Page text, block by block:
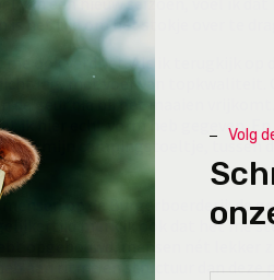
is het tijd om het stokje over te
me ook verdriet. Als ik terugkijk
lag, met voer van topkwaliteit.
de geur die bij het maaien
ik hier echt vorm heb gegeven.
op mijn campingstoeltje, tussen
op de Burgerboerderij: de
merk ik ook dat het me
opgebouwd, mensen nét
aan ritme en structuur dan deze
Volg